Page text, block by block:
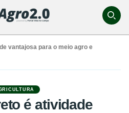
vantajosa para o meio agro e
é atividade